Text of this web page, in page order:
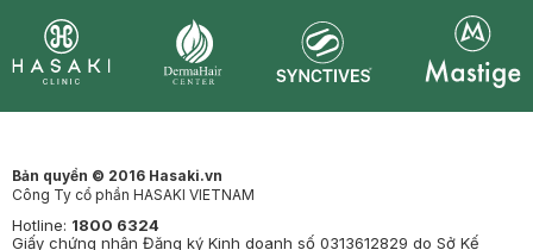
Bản quyền © 2016 Hasaki.vn
Công Ty cổ phần HASAKI VIETNAM
Hotline: 1800 6324
Giấy chứng nhận Đăng ký Kinh doanh số 0313612829 do Sở Kế